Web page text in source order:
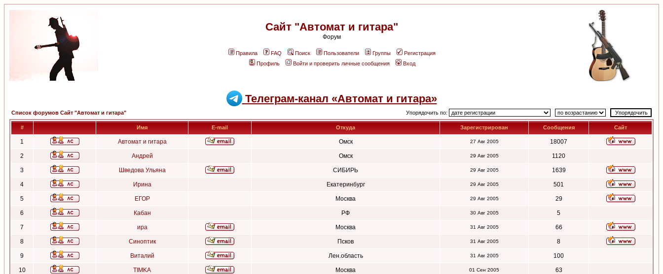
Сайт "Автомат и гитара"
Форум
Правила FAQ Поиск Пользователи Группы
Регистрация
Профиль
Войти и проверить личные сообщения Вход
Телеграм-канал «Автомат и гитара»
Список форумов Сайт "Автомат и гитара" Упорядочить по:
# Имя E-mail Откуда Зарегистрирован Сообщения Сайт
1 Автомат и гитара Омск 27 Авг 2005 18007
2 Андрей Омск 29 Авг 2005 1120
3 Шведова Ульяна СИБИРЬ 29 Авг 2005 1639
4 Ирина Екатеринбург 29 Авг 2005 501
5 ЕГОР Москва 29 Авг 2005 29
6 Кабан РФ 30 Авг 2005 5
7 ира Москва 31 Авг 2005 66
8 Синоптик Псков 31 Авг 2005 8
9 Виталий Лен.область 31 Авг 2005 100
10 TIMKA Москва 01 Сен 2005 63